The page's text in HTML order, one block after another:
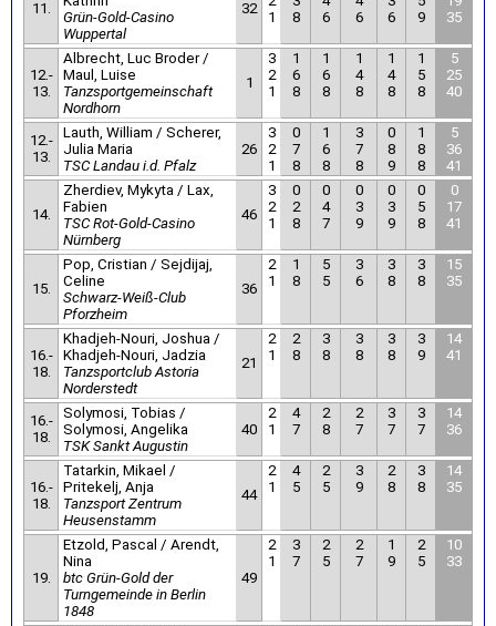
11.
Grün-Gold-Casino
Wuppertal
32
1
8
6
6
6
9
35
12.-
13.
Albrecht, Luc Broder /
Maul, Luise
Tanzsportgemeinschaft
Nordhorn
1
3
2
1
1
6
8
1
6
8
1
4
8
1
4
8
1
5
8
5
25
40
12.-
13.
Lauth, William / Scherer,
Julia Maria
TSC Landau i.d. Pfalz
26
3
2
1
0
7
8
1
6
8
3
7
8
0
8
9
1
8
8
5
36
41
14.
Zherdiev, Mykyta / Lax,
Fabien
TSC Rot-Gold-Casino
Nürnberg
46
3
2
1
0
2
8
0
4
7
0
3
9
0
3
9
0
5
8
0
17
41
15.
Pop, Cristian / Sejdijaj,
Celine
Schwarz-Weiß-Club
Pforzheim
36
2
1
1
8
5
5
3
6
3
8
3
8
15
35
16.-
18.
Khadjeh-Nouri, Joshua /
Khadjeh-Nouri, Jadzia
Tanzsportclub Astoria
Norderstedt
21
2
1
2
8
3
8
3
8
3
8
3
9
14
41
16.-
18.
Solymosi, Tobias /
Solymosi, Angelika
TSK Sankt Augustin
40
2
1
4
7
2
8
2
7
3
7
3
7
14
36
16.-
18.
Tatarkin, Mikael /
Pritekelj, Anja
Tanzsport Zentrum
Heusenstamm
44
2
1
4
5
2
5
3
9
2
8
3
8
14
35
19.
Etzold, Pascal / Arendt,
Nina
btc Grün-Gold der
Turngemeinde in Berlin
1848
49
2
1
3
7
2
5
2
7
1
9
2
5
10
33